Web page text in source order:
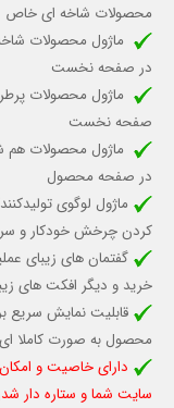
محصولات شاخه ای خاص
ماژول محصولات
در صفحه نخست
ماژول محصولات
صفحه نخست
ماژول محصولات هم
در صفحه محصول
ماژول لوگوی
کردن چرخش خودکارو
گفتمان های زیبای
خرید و دیگر افکت های
قابلیت نمایش
محصول به صورت کاملا
دارای خاصیت و
سایت شما و ستاره دار